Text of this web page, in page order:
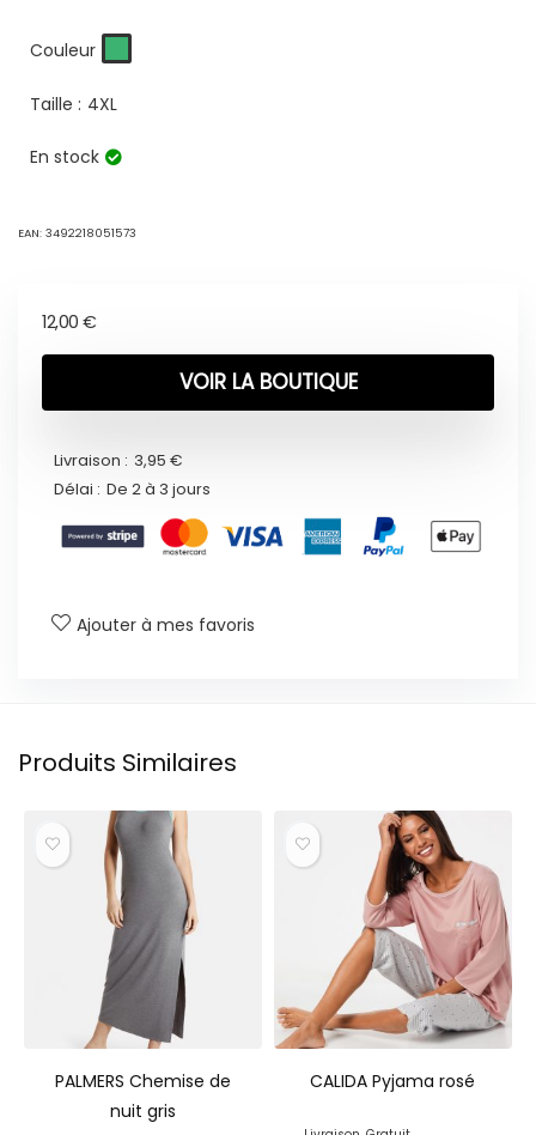
Couleur
Taille : 4XL
En stock
EAN: 3492218051573
12,00 €
VOIR LA BOUTIQUE
Livraison : 3,95 €
Délai : De 2 à 3 jours
Ajouter à mes favoris
Produits Similaires
PALMERS Chemise de
nuit gris
CALIDA Pyjama rosé